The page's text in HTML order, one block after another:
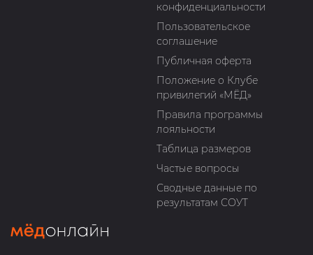
конфиденциальности
Пользовательское
соглашение
Публичная оферта
Положение о Клубе
привилегий «МЁД»
Правила программы
лояльности
Таблица размеров
Частые вопросы
Сводные данные по
результатам СОУТ